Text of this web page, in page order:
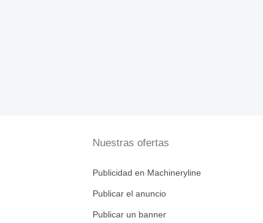
Nuestras ofertas
Publicidad en Machineryline
Publicar el anuncio
Publicar un banner